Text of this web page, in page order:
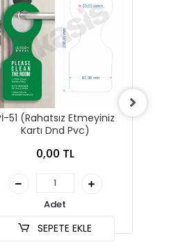
51 (Rahatsız Etmeyiniz
Kartı Dnd Pvc)
0,00 TL
Adet
SEPETE EKLE